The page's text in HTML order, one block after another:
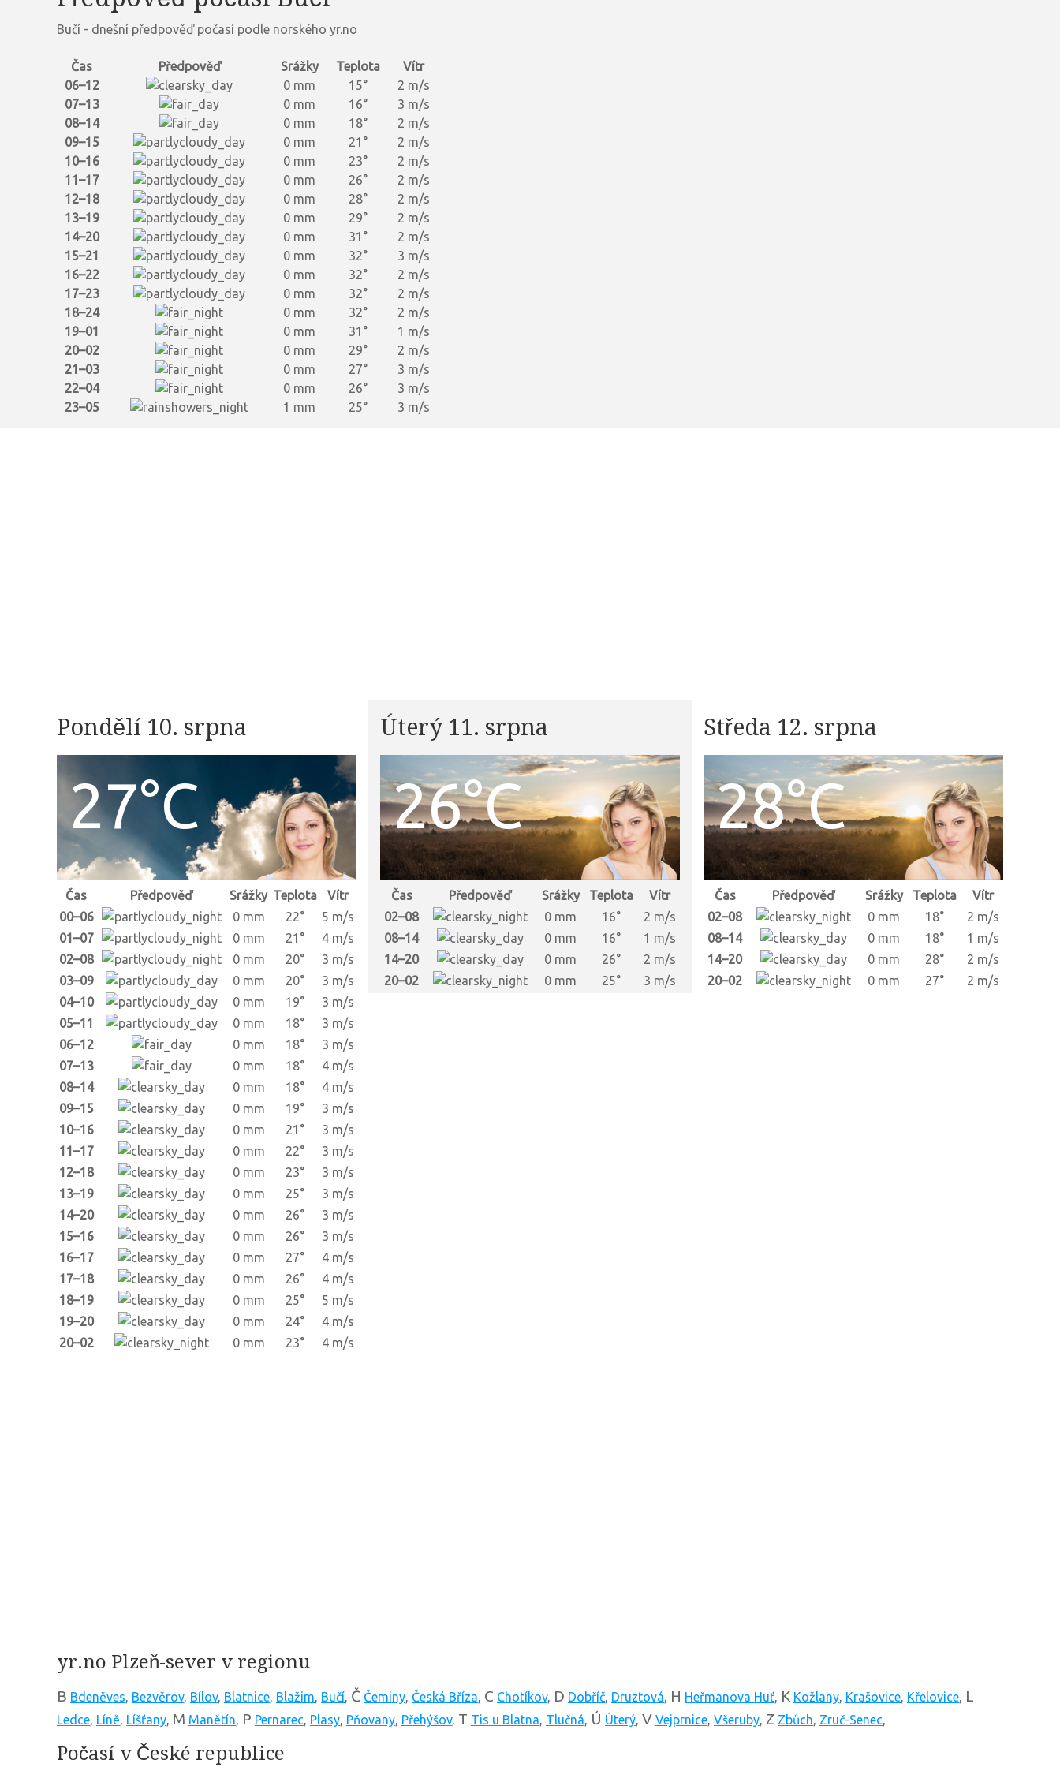
Bučí - dnešní předpověď počasí podle norského yr.no
Čas Předpověď Srážky Teplota
Vítr
06–12
0 mm 15°
2 m/s
07–13
0 mm 16°
3 m/s
08–14
0 mm 18°
2 m/s
09–15
0 mm 21°
2 m/s
10–16
0 mm 23°
2 m/s
11–17
0 mm 26°
2 m/s
12–18
0 mm 28°
2 m/s
13–19
0 mm 29°
2 m/s
14–20
0 mm 31°
2 m/s
15–21
0 mm 32°
3 m/s
16–22
0 mm 32°
2 m/s
17–23
0 mm 32°
2 m/s
18–24
0 mm 32°
2 m/s
19–01
0 mm 31°
1 m/s
20–02
0 mm 29°
2 m/s
21–03
0 mm 27°
3 m/s
22–04
0 mm 26°
3 m/s
23–05
1 mm 25° 3 m/s
Pondělí 10. srpna
27°C
Čas Předpověď Srážky Teplota
Vítr
00–06
0 mm 22°
5 m/s
01–07
0 mm 21°
4 m/s
02–08
0 mm 20°
3 m/s
03–09
0 mm 20°
3 m/s
04–10
0 mm 19°
3 m/s
05–11
0 mm 18°
3 m/s
06–12
0 mm 18°
3 m/s
07–13
0 mm 18°
4 m/s
08–14
0 mm 18°
4 m/s
09–15
0 mm 19°
3 m/s
10–16
0 mm 21°
3 m/s
11–17
0 mm 22°
3 m/s
12–18
0 mm 23°
3 m/s
13–19
0 mm 25°
3 m/s
14–20
0 mm 26°
3 m/s
15–16
0 mm 26°
3 m/s
16–17
0 mm 27°
4 m/s
17–18
0 mm 26°
4 m/s
18–19
0 mm 25°
5 m/s
19–20
0 mm 24°
4 m/s
20–02
0 mm 23° 4 m/s
Úterý 11. srpna
26°C
Čas Předpověď Srážky Teplota
Vítr
02–08
0 mm 16°
2 m/s
08–14
0 mm 16°
1 m/s
14–20
0 mm 26°
2 m/s
20–02
0 mm 25° 3 m/s
Středa 12. srpna
28°C
Čas Předpověď Srážky Teplota
Vítr
02–08
0 mm 18°
2 m/s
08–14
0 mm 18°
1 m/s
14–20
0 mm 28°
2 m/s
20–02
0 mm 27° 2 m/s
yr.no Plzeň-sever v regionu
B Bdeněves, Bezvěrov, Bílov, Blatnice, Blažim, Bučí, Č Čeminy, Česká Bříza, C Chotíkov, D Dobříč, Druztová, H Heřmanova Huť, K Kožlany, Krašovice, Křelovice, L
Ledce, Líně, Líšťany, M Manětín, P Pernarec, Plasy, Pňovany, Přehýšov, T Tis u Blatna, Tlučná, Ú Úterý, V Vejprnice, Všeruby, Z Zbůch, Zruč-Senec,
Počasí v České republice